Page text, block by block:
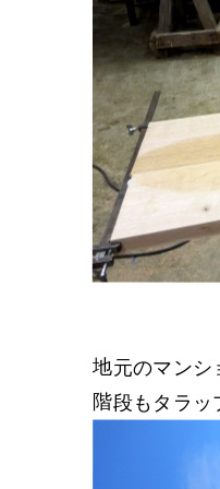
地元のマンシ
階段もタラッ